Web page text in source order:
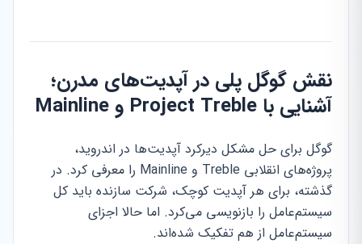
نقش گوگل پلی در آپدیت‌های مدرن؛
آشنایی با Project Treble و Mainline
گوگل برای حل مشکل دیرکرد آپدیت‌ها در اندروید،
پروژه‌های انقلابی Treble و Mainline را معرفی کرد. در
گذشته، برای هر آپدیت کوچک، شرکت سازنده باید کل
سیستم‌عامل را بازنویسی می‌کرد. اما حالا اجزای
سیستم‌عامل از هم تفکیک شده‌اند.